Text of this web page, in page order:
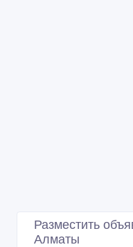
Разместить
Алматы